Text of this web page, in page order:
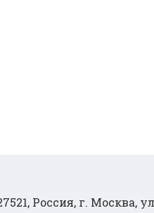
Россия, г. Москва,